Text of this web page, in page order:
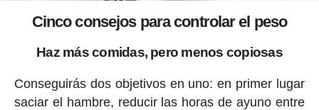
Cinco consejos para controlar el peso
Haz más comidas, pero menos copiosas
Conseguirás dos objetivos en uno: en primer lugar
saciar el hambre, reducir las horas de ayuno entre